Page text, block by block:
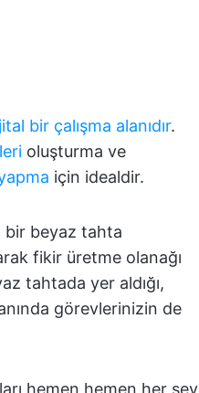
bir çalışma alanıdır.
oluşturma ve
için idealdir.
bir beyaz tahta
fikir üretme olanağı
tahtada yer aldığı,
görevlerinizin de
hemen hemen her şey